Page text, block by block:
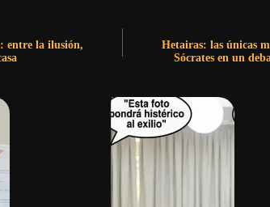
entre la ilusión,
Hetairas: las únicas
Sócrates en un